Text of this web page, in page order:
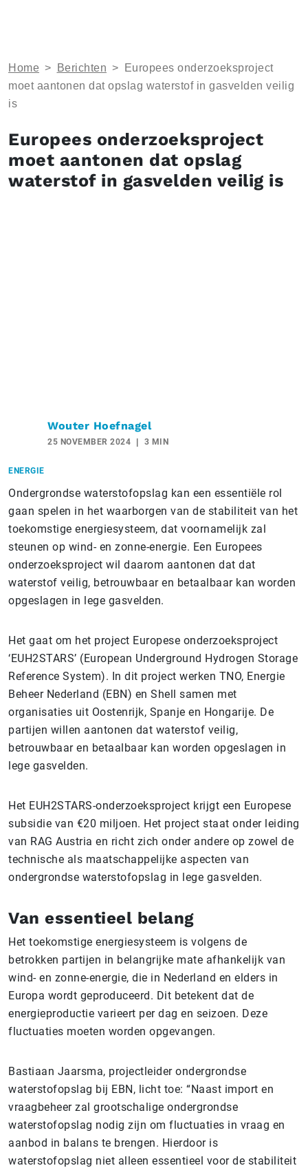
Home > Berichten >
Europees onderzoeksproject
moet aantonen dat opslag waterstof in gasvelden veilig
is
Europees onderzoeksproject
moet aantonen dat opslag
waterstof in gasvelden veilig is
Wouter Hoefnagel
25 NOVEMBER 2024 3 MIN
ENERGIE
Ondergrondse waterstofopslag kan een essentiële rol
gaan spelen in het waarborgen van de stabiliteit van het
toekomstige energiesysteem, dat voornamelijk zal
steunen op wind- en zonne-energie. Een Europees
onderzoeksproject wil daarom aantonen dat dat
waterstof veilig, betrouwbaar en betaalbaar kan worden
opgeslagen in lege gasvelden.
Het gaat om het project Europese onderzoeksproject
‘EUH2STARS’ (European Underground Hydrogen Storage
Reference System). In dit project werken TNO, Energie
Beheer Nederland (EBN) en Shell samen met
organisaties uit Oostenrijk, Spanje en Hongarije. De
partijen willen aantonen dat waterstof veilig,
betrouwbaar en betaalbaar kan worden opgeslagen in
lege gasvelden.
Het EUH2STARS-onderzoeksproject krijgt een Europese
subsidie van €20 miljoen. Het project staat onder leiding
van RAG Austria en richt zich onder andere op zowel de
technische als maatschappelijke aspecten van
ondergrondse waterstofopslag in lege gasvelden.
Van essentieel belang
Het toekomstige energiesysteem is volgens de
betrokken partijen in belangrijke mate afhankelijk van
wind- en zonne-energie, die in Nederland en elders in
Europa wordt geproduceerd. Dit betekent dat de
energieproductie varieert per dag en seizoen. Deze
fluctuaties moeten worden opgevangen.
Bastiaan Jaarsma, projectleider ondergrondse
waterstofopslag bij EBN, licht toe: “Naast import en
vraagbeheer zal grootschalige ondergrondse
waterstofopslag nodig zijn om fluctuaties in vraag en
aanbod in balans te brengen. Hierdoor is
waterstofopslag niet alleen essentieel voor de stabiliteit